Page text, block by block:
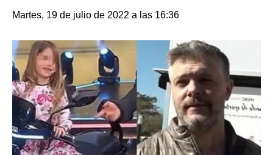
Martes, 19 de julio de 2022 a las 16:36